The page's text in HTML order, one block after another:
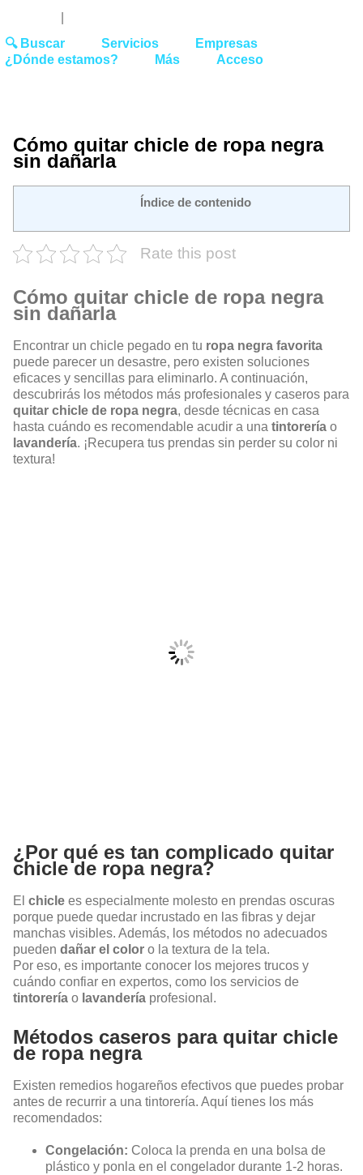
🔍 Buscar Servicios
Empresas
¿Dónde estamos?
Más Acceso
Cómo quitar chicle de ropa negra
sin dañarla
Índice de contenido
Rate this post
Cómo quitar chicle de ropa negra
sin dañarla
Encontrar un chicle pegado en tu ropa negra favorita
puede parecer un desastre, pero existen soluciones
eficaces y sencillas para eliminarlo. A continuación,
descubrirás los métodos más profesionales y caseros para
quitar chicle de ropa negra, desde técnicas en casa
hasta cuándo es recomendable acudir a una tintorería o
lavandería. ¡Recupera tus prendas sin perder su color ni
textura!
¿Por qué es tan complicado quitar
chicle de ropa negra?
El chicle es especialmente molesto en prendas oscuras
porque puede quedar incrustado en las fibras y dejar
manchas visibles. Además, los métodos no adecuados
pueden dañar el color o la textura de la tela.
Por eso, es importante conocer los mejores trucos y
cuándo confiar en expertos, como los servicios de
tintorería o lavandería profesional.
Métodos caseros para quitar chicle
de ropa negra
Existen remedios hogareños efectivos que puedes probar
antes de recurrir a una tintorería. Aquí tienes los más
recomendados:
Congelación: Coloca la prenda en una bolsa de
plástico y ponla en el congelador durante 1-2 horas.